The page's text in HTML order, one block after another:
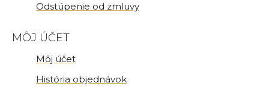
Odstúpenie od zmluvy
MÔJ ÚČET
Môj účet
História objednávok